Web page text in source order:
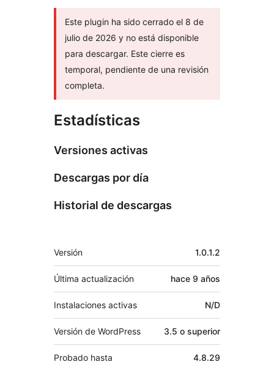
Este plugin ha sido cerrado el 8 de
julio de 2026 y no está disponible
para descargar. Este cierre es
temporal, pendiente de una revisión
completa.
Estadísticas
Versiones activas
Descargas por día
Historial de descargas
Meta
Versión 1.0.1.2
Última actualización hace 9 años
Instalaciones activas N/D
Versión de WordPress 3.5 o superior
Probado hasta 4.8.29